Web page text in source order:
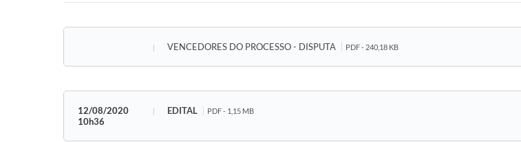
VENCEDORES DO PROCESSO - DISPUTA PDF - 240,18 KB
12/08/2020
10h36
EDITAL PDF - 1,15 MB